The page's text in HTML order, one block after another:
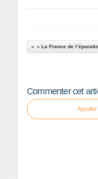
Commenter cet